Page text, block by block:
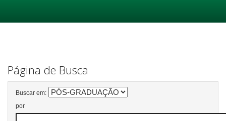
Página de Busca
Buscar em:
por